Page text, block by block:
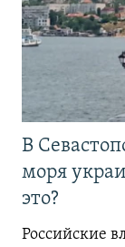
В
моря
это?
Российские